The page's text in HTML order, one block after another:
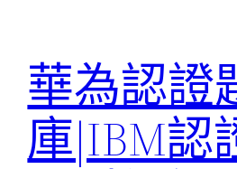
華為認證
庫|IBM認